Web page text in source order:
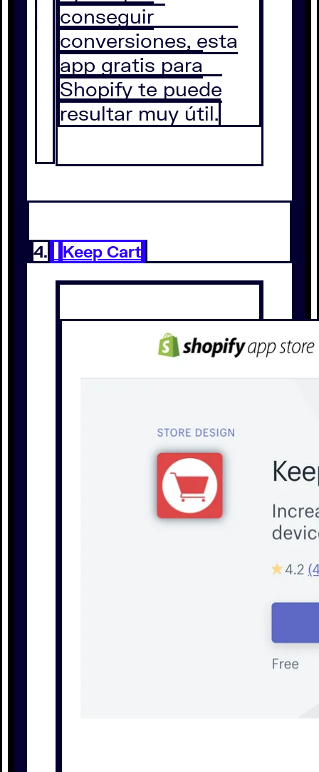
conseguir
conversiones, esta
app gratis para
Shopify te puede
resultar muy útil.
4. Keep Cart